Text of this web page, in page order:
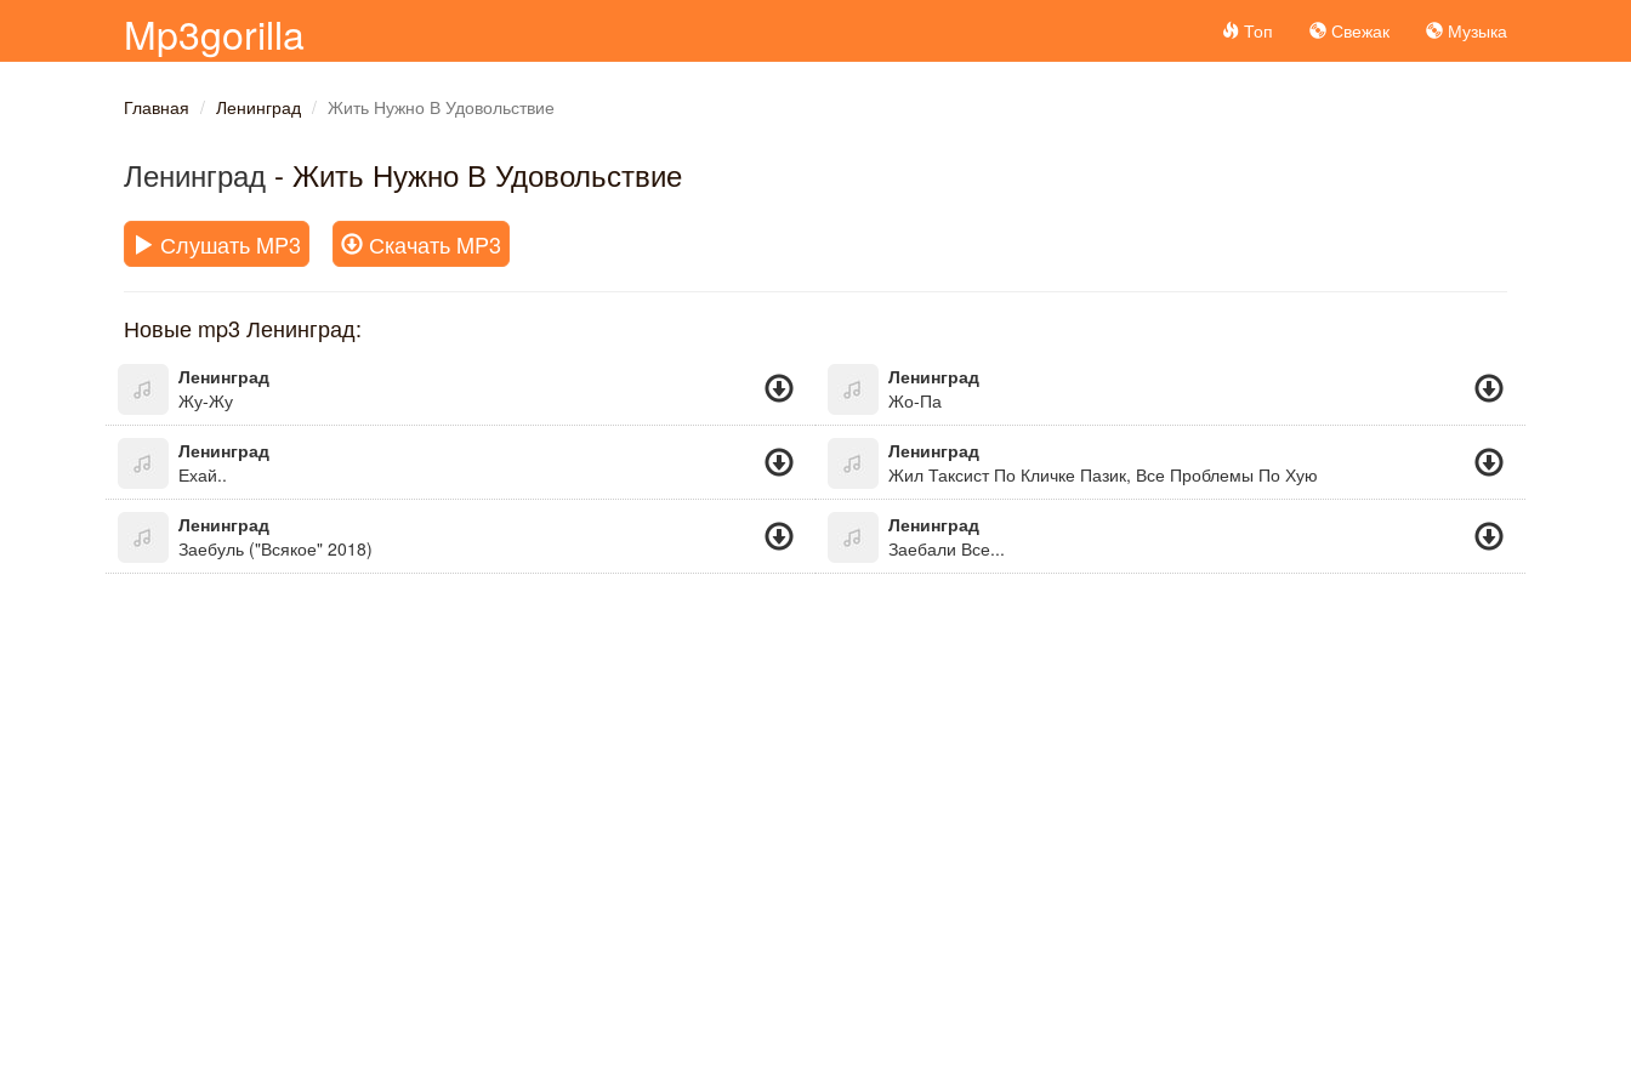
Mp3gorilla Топ Свежак Музыка
Главная Ленинград Жить Нужно В Удовольствие
Ленинград - Жить Нужно В Удовольствие
Слушать MP3 Скачать MP3
Новые mp3 Ленинград:
Ленинград
Жу-Жу
Ленинград
Жо-Па
Ленинград
Ехай..
Ленинград
Жил Таксист По Кличке Пазик, Все Проблемы По Хую
Ленинград
Заебуль ("Всякое" 2018)
Ленинград
Заебали Все...